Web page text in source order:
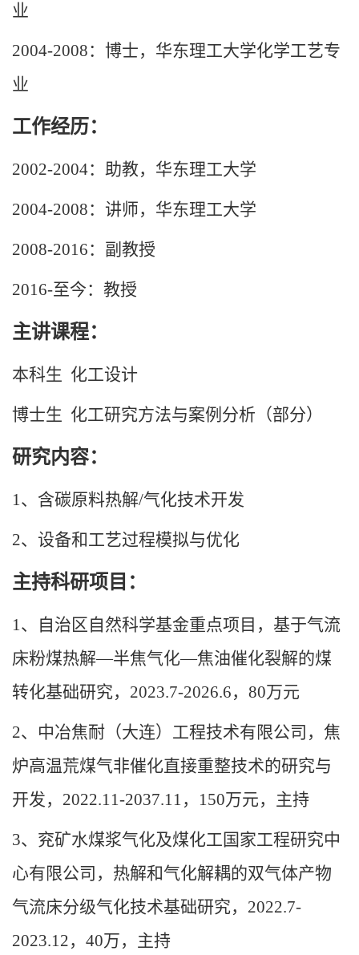
业
2004-2008：博士，华东理工大学化学工艺专
业
工作经历：
2002-2004：助教，华东理工大学
2004-2008：讲师，华东理工大学
2008-2016：副教授
2016-至今：教授
主讲课程：
本科生 化工设计
博士生 化工研究方法与案例分析（部分）
研究内容：
1、含碳原料热解/气化技术开发
2、设备和工艺过程模拟与优化
主持科研项目：
1、自治区自然科学基金重点项目，基于气流
床粉煤热解—半焦气化—焦油催化裂解的煤
转化基础研究， 2023.7-2026.6， 80万元
2、中冶焦耐（大连）工程技术有限公司，焦
炉高温荒煤气非催化直接重整技术的研究与
开发， 2022.11-2037.11， 150万元，主持
3、兖矿水煤浆气化及煤化工国家工程研究中
心有限公司，热解和气化解耦的双气体产物
气流床分级气化技术基础研究， 2022.7-
2023.12， 40万，主持